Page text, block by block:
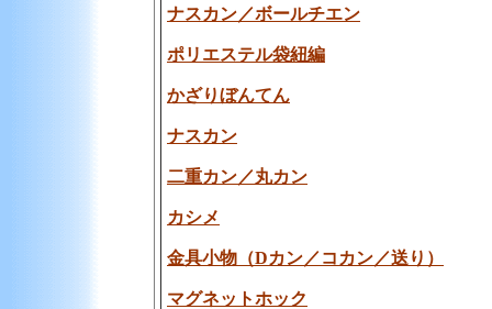
ナスカン／ボールチエン
ポリエステル袋紐編
かざりぼんてん
ナスカン
二重カン／丸カン
カシメ
金具小物（Dカン／コカン／送り）
マグネットホック